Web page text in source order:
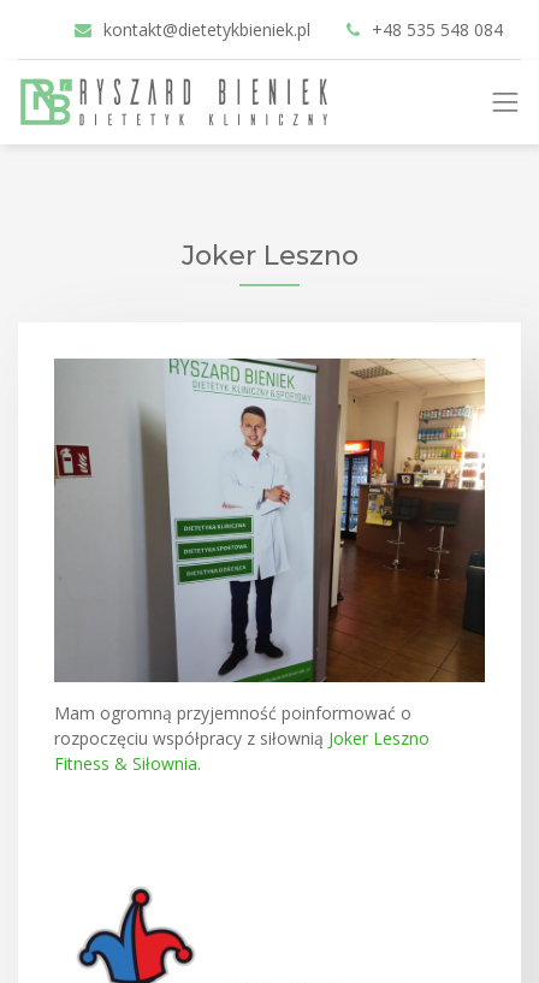
kontakt@dietetykbieniek.pl +48 535 548 084
Joker Leszno
Mam ogromną przyjemność poinformować o
rozpoczęciu współpracy z siłownią Joker Leszno
Fitness & Siłownia.